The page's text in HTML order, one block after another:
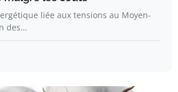
liée aux tensions au Moyen-
des…